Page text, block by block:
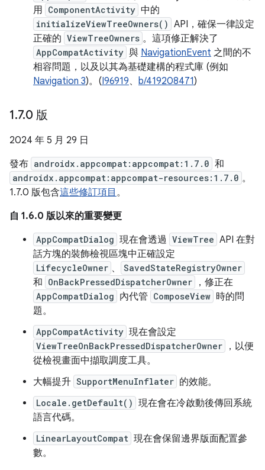
用 ComponentActivity 中的
initializeViewTreeOwners() API，確保一律設定
正確的 ViewTreeOwners 。這項修正解決了
AppCompatActivity 與 NavigationEvent 之間的不
相容問題，以及以其為基礎建構的程式庫 (例如
Navigation 3)。(I96919、 b/419208471)
1.7.0 版
2024 年 5 月 29 日
發布 androidx.appcompat:appcompat:1.7.0 和
androidx.appcompat:appcompat-resources:1.7.0 。
1.7.0 版包含這些修訂項目 。
自 1.6.0 版以來的重要變更
AppCompatDialog 現在會透過 ViewTree API 在對
話方塊的裝飾檢視區塊中正確設定
LifecycleOwner 、 SavedStateRegistryOwner
和 OnBackPressedDispatcherOwner ，修正在
AppCompatDialog 內代管 ComposeView 時的問
題。
AppCompatActivity 現在會設定
ViewTreeOnBackPressedDispatcherOwner
，以便
從檢視畫面中擷取調度工具。
大幅提升 SupportMenuInflater 的效能。
Locale.getDefault() 現在會在冷啟動後傳回系統
語言代碼。
LinearLayoutCompat 現在會保留邊界版面配置參
數。